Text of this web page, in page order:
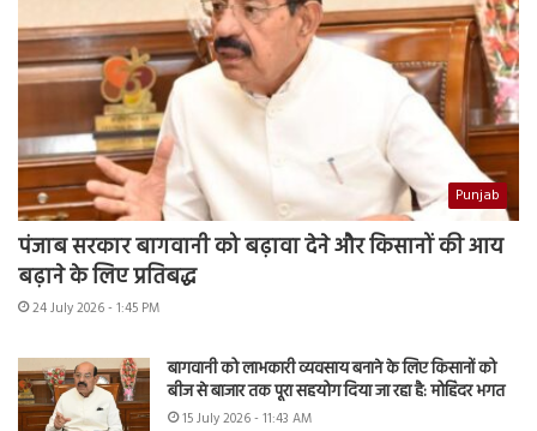
Punjab
पंजाब सरकार बागवानी को बढ़ावा देने और किसानों की आय
बढ़ाने के लिए प्रतिबद्ध
24 July 2026 - 1:45 PM
बागवानी को लाभकारी व्यवसाय बनाने के लिए किसानों को
बीज से बाजार तक पूरा सहयोग दिया जा रहा है: मोहिंदर भगत
15 July 2026 - 11:43 AM